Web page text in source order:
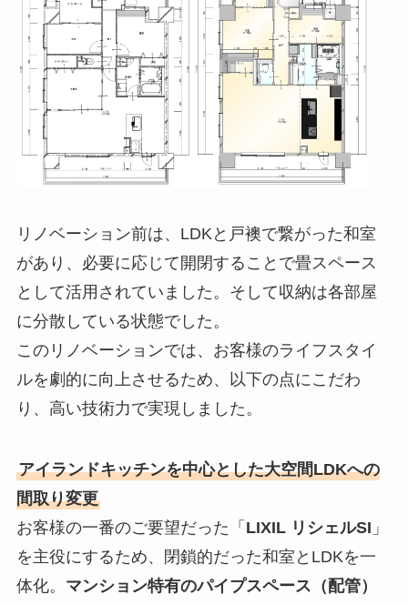
リノベーション前は、LDKと戸襖で繋がった和室
があり、必要に応じて開閉することで畳スペース
として活用されていました。そして収納は各部屋
に分散している状態でした。
このリノベーションでは、お客様のライフスタイ
ルを劇的に向上させるため、以下の点にこだわ
り、高い技術力で実現しました。
アイランドキッチンを中心とした大空間LDKへの
間取り変更
お客様の一番のご要望だった「 LIXIL リシェルSI 」
を主役にするため、閉鎖的だった和室とLDKを一
体化。 マンション特有のパイプスペース（配管）